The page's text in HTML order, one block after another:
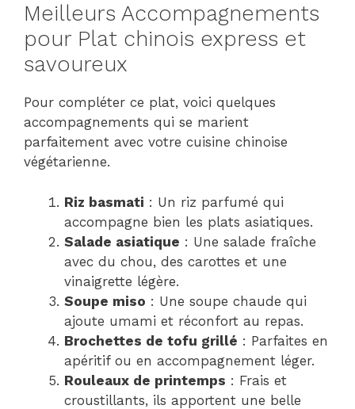
Meilleurs Accompagnements
pour Plat chinois express et
savoureux
Pour compléter ce plat, voici quelques
accompagnements qui se marient
parfaitement avec votre cuisine chinoise
végétarienne.
Riz basmati : Un riz parfumé qui
accompagne bien les plats asiatiques.
Salade asiatique : Une salade fraîche
avec du chou, des carottes et une
vinaigrette légère.
Soupe miso : Une soupe chaude qui
ajoute umami et réconfort au repas.
Brochettes de tofu grillé : Parfaites en
apéritif ou en accompagnement léger.
Rouleaux de printemps : Frais et
croustillants, ils apportent une belle